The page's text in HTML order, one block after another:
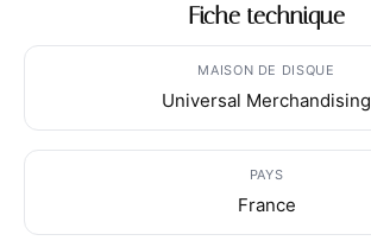
Fiche technique
MAISON DE DISQUE
Universal Merchandising
PAYS
France